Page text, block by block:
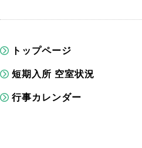
トップページ
短期入所 空室状況
行事カレンダー